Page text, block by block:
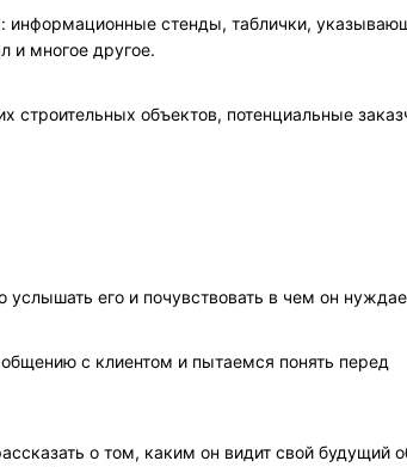
информационные стенды, таблички,
и многое другое.
объектов, потенциальные
его и почувствовать в чем он
с клиентом и пытаемся понять перед
о том, каким он видит свой будущий